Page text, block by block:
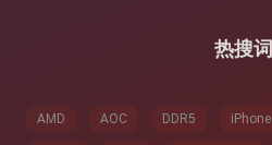
热搜词
AMD AOC DDR5 iPhone